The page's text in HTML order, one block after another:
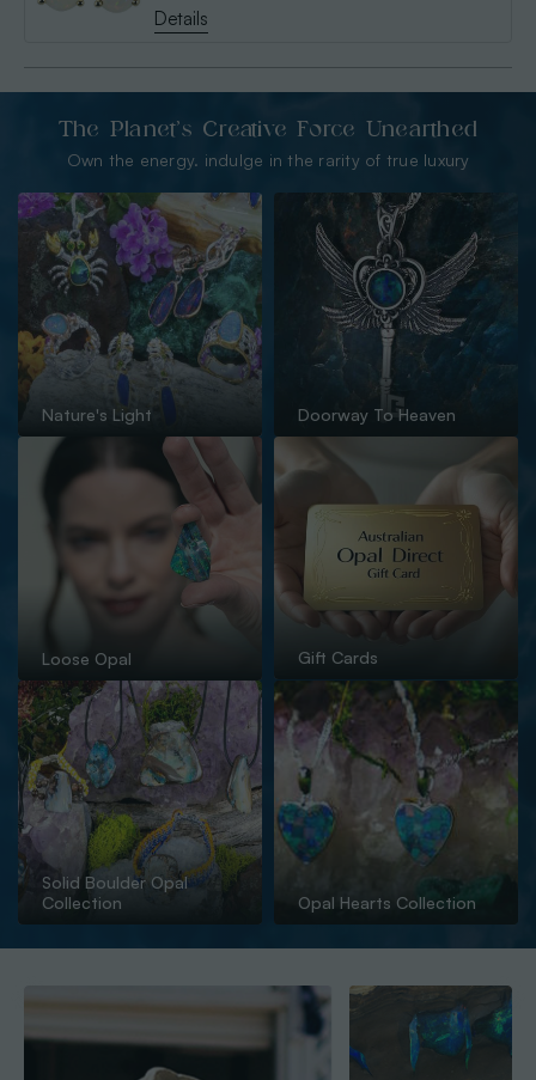
Details
The Planet’s Creative Force Unearthed
Own the energy. indulge in the rarity of true luxury
Nature's Light Doorway To Heaven
Loose Opal Gift Cards
Solid Boulder Opal
Collection
Opal Hearts Collection